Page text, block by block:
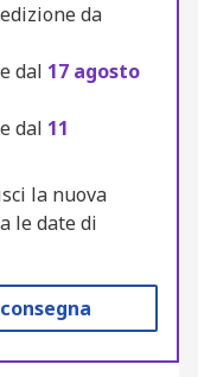
da
dal 17 agosto
dal 11
la nuova
le date di